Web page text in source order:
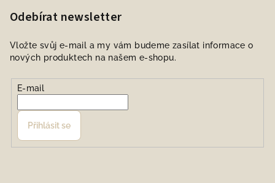
Odebírat newsletter
Vložte svůj e-mail a my vám budeme zasílat informace o
nových produktech na našem e-shopu.
E-mail
Přihlásit se